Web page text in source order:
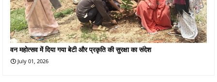
वन महोत्सव में दिया गया बेटी और प्रकृति की सुरक्षा का संदेश
July 01, 2026